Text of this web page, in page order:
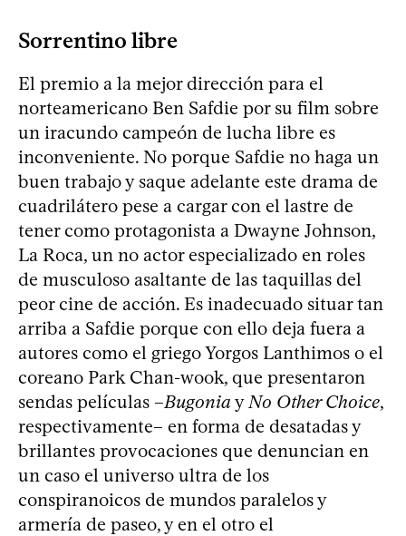
Sorrentino libre
El premio a la mejor dirección para el
norteamericano Ben Safdie por su film sobre
un iracundo campeón de lucha libre es
inconveniente. No porque Safdie no haga un
buen trabajo y saque adelante este drama de
cuadrilátero pese a cargar con el lastre de
tener como protagonista a Dwayne Johnson,
La Roca, un no actor especializado en roles
de musculoso asaltante de las taquillas del
peor cine de acción. Es inadecuado situar tan
arriba a Safdie porque con ello deja fuera a
autores como el griego Yorgos Lanthimos o el
coreano Park Chan-wook, que presentaron
sendas películas –Bugoniay No Other Choice,
respectivamente– en forma de desatadas y
brillantes provocaciones que denuncian en
un caso el universo ultra de los
conspiranoicos de mundos paralelos y
armería de paseo, y en el otro el